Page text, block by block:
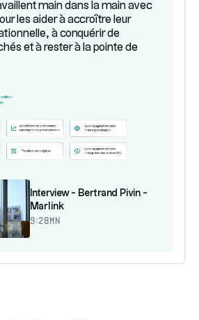
main dans la main avec
les aider à accroître leur
à conquérir de
et à rester à la pointe de
Interview - Bertrand Pivin -
Marlink
9:28mn